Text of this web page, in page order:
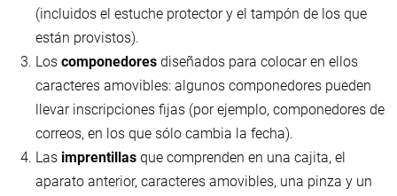
(incluidos el estuche protector y el tampón de los que
están provistos).
Los componedores diseñados para colocar en ellos
caracteres amovibles: algunos componedores pueden
llevar inscripciones fijas (por ejemplo, componedores de
correos, en los que sólo cambia la fecha).
Las imprentillas que comprenden en una cajita, el
aparato anterior, caracteres amovibles, una pinza y un